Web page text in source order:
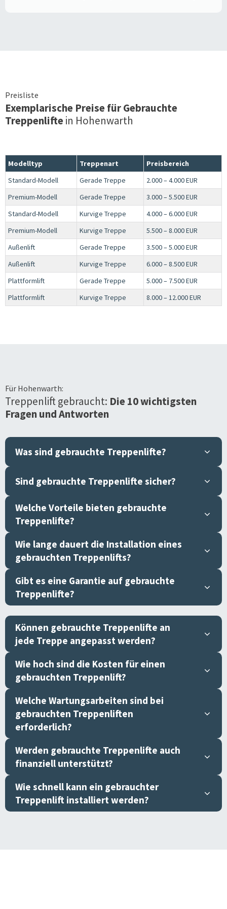
Preisliste
Exemplarische Preise für Gebrauchte
Treppenliftein Hohenwarth
Modelltyp Treppenart
Preisbereich
Standard-Modell
Gerade Treppe
2.000 – 4.000 EUR
Premium-Modell
Gerade Treppe
3.000 – 5.500 EUR
Standard-Modell
Kurvige Treppe
4.000 – 6.000 EUR
Premium-Modell
Kurvige Treppe
5.500 – 8.000 EUR
Außenlift
Gerade Treppe
3.500 – 5.000 EUR
Außenlift
Kurvige Treppe
6.000 – 8.500 EUR
Plattformlift
Gerade Treppe
5.000 – 7.500 EUR
Plattformlift
Kurvige Treppe 8.000 – 12.000 EUR
Für Hohenwarth:
Treppenlift gebraucht: Die 10 wichtigsten
Fragen und Antworten
Was sind gebrauchte Treppenlifte?
Sind gebrauchte Treppenlifte sicher?
Welche Vorteile bieten gebrauchte
Treppenlifte?
Wie lange dauert die Installation eines
gebrauchten Treppenlifts?
Gibt es eine Garantie auf gebrauchte
Treppenlifte?
Können gebrauchte Treppenlifte an
jede Treppe angepasst werden?
Wie hoch sind die Kosten für einen
gebrauchten Treppenlift?
Welche Wartungsarbeiten sind bei
gebrauchten Treppenliften
erforderlich?
Werden gebrauchte Treppenlifte auch
finanziell unterstützt?
Wie schnell kann ein gebrauchter
Treppenlift installiert werden?